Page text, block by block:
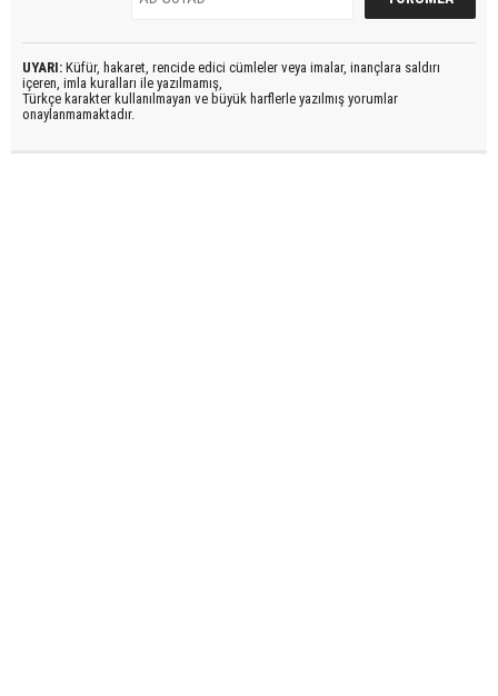
UYARI: Küfür, hakaret, rencide edici cümleler veya imalar, inançlara saldırı
içeren, imla kuralları ile yazılmamış,
Türkçe karakter kullanılmayan ve büyük harflerle yazılmış yorumlar
onaylanmamaktadır.